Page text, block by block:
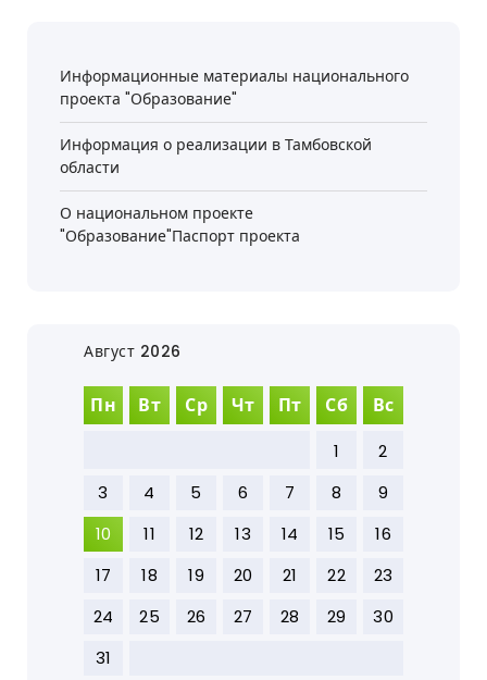
Информационные материалы национального
проекта "Образование"
Информация о реализации в Тамбовской
области
О национальном проекте
"Образование"Паспорт проекта
Август 2026
Пн Вт Ср Чт Пт Сб Вс
1
2
3
4 5 6 7 8
9
10
11 12 13 14 15
16
17
18 19 20 21 22
23
24
25 26 27 28 29
30
31